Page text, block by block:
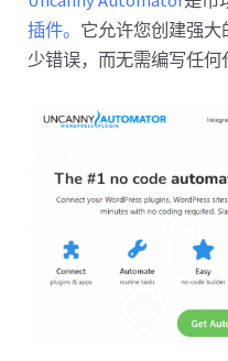
插件。 它允许您创建强
少错误，而无需编写任何